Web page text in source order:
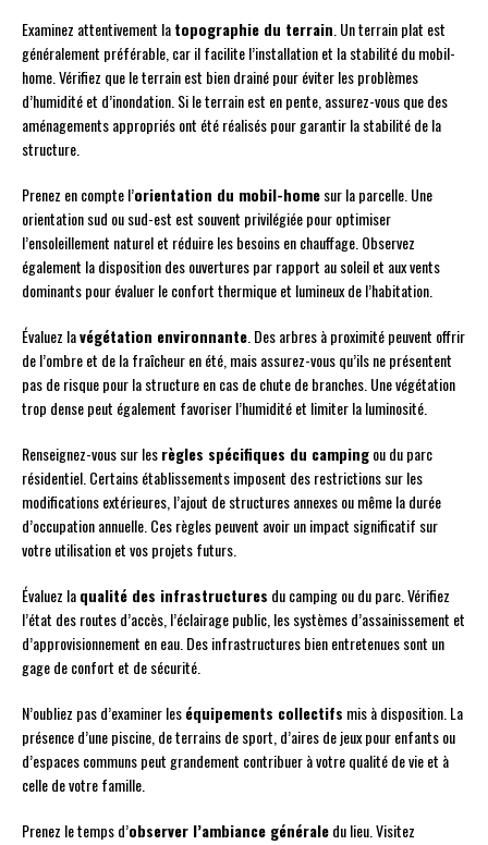
Examinez attentivement latopographie du terrain . Un terrain plat est
généralement préférable, car il facilite l’installation et la stabilité du mobil-
home. Vérifiez que le terrain est bien drainé pour éviter les problèmes
d’humidité et d’inondation. Si le terrain est en pente, assurez-vous que des
aménagements appropriés ont été réalisés pour garantir la stabilité de la
structure.
Prenez en compte l’orientation du mobil-homesur la parcelle. Une
orientation sud ou sud-est est souvent privilégiée pour optimiser
l’ensoleillement naturel et réduire les besoins en chauffage. Observez
également la disposition des ouvertures par rapport au soleil et aux vents
dominants pour évaluer le confort thermique et lumineux de l’habitation.
Évaluez lavégétation environnante . Des arbres à proximité peuvent offrir
de l’ombre et de la fraîcheur en été, mais assurez-vous qu’ils ne présentent
pas de risque pour la structure en cas de chute de branches. Une végétation
trop dense peut également favoriser l’humidité et limiter la luminosité.
Renseignez-vous sur lesrègles spécifiques du campingou du parc
résidentiel. Certains établissements imposent des restrictions sur les
modifications extérieures, l’ajout de structures annexes ou même la durée
d’occupation annuelle. Ces règles peuvent avoir un impact significatif sur
votre utilisation et vos projets futurs.
Évaluez laqualité des infrastructures du camping ou du parc. Vérifiez
l’état des routes d’accès, l’éclairage public, les systèmes d’assainissement et
d’approvisionnement en eau. Des infrastructures bien entretenues sont un
gage de confort et de sécurité.
N’oubliez pas d’examiner leséquipements collectifs mis à disposition. La
présence d’une piscine, de terrains de sport, d’aires de jeux pour enfants ou
d’espaces communs peut grandement contribuer à votre qualité de vie et à
celle de votre famille.
Prenez le temps d’observer l’ambiance généraledu lieu. Visitez